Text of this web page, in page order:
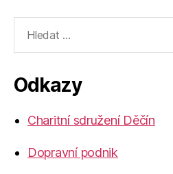
vyhledávání:
Odkazy
Charitní sdružení Děčín
Dopravní podnik